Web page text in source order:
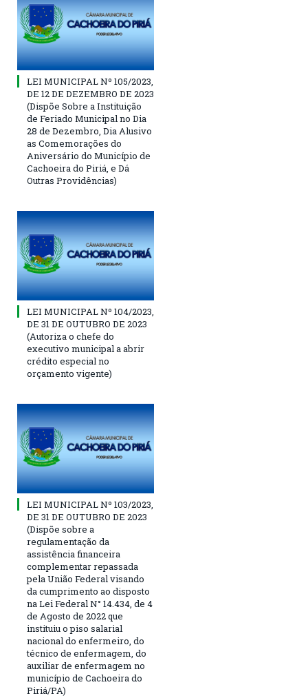
LEI MUNICIPAL Nº 105/2023,
DE 12 DE DEZEMBRO DE 2023
(Dispõe Sobre a Instituição
de Feriado Municipal no Dia
28 de Dezembro, Dia Alusivo
as Comemorações do
Aniversário do Município de
Cachoeira do Piriá, e Dá
Outras Providências)
LEI MUNICIPAL Nº 104/2023,
DE 31 DE OUTUBRO DE 2023
(Autoriza o chefe do
executivo municipal a abrir
crédito especial no
orçamento vigente)
LEI MUNICIPAL Nº 103/2023,
DE 31 DE OUTUBRO DE 2023
(Dispõe sobre a
regulamentação da
assistência financeira
complementar repassada
pela União Federal visando
da cumprimento ao disposto
na Lei Federal N° 14.434, de 4
de Agosto de 2022 que
instituiu o piso salarial
nacional do enfermeiro, do
técnico de enfermagem, do
auxiliar de enfermagem no
município de Cachoeira do
Piriá/PA)